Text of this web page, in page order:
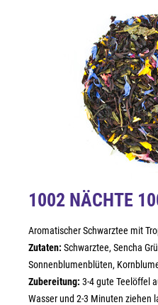
1002 NÄCHTE
Aromatischer Schwarztee mit
Zutaten: Schwarztee, Sencha
Sonnenblumenblüten,
Zubereitung: 3-4 gute Teelöffel
Wasser und 2-3 Minuten ziehen